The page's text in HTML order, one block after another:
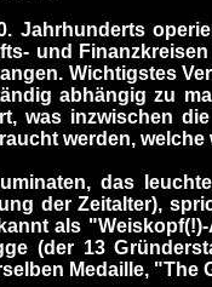
Jahrhunderts
und
Wichtigstes
abhängig zu
was inzwischen
werden,
das
der Zeitalter),
als
(der 13
Medaille, "The